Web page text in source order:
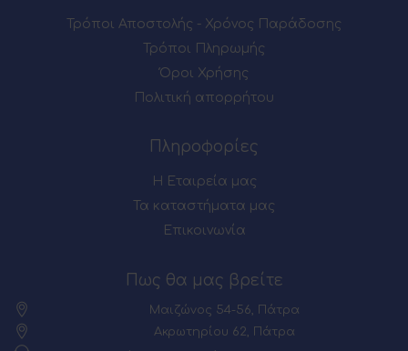
Τρόποι Αποστολής - Χρόνος Παράδοσης
Τρόποι Πληρωμής
Όροι Χρήσης
Πολιτική απορρήτου
Πληροφορίες
Η Εταιρεία μας
Τα καταστήματα μας
Επικοινωνία
Πως θα μας βρείτε
Μαιζώνος 54-56, Πάτρα
Ακρωτηρίου 62, Πάτρα